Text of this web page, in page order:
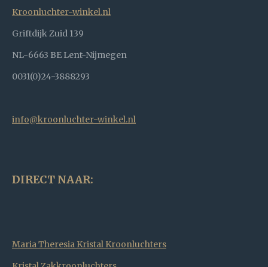
Kroonluchter-winkel.nl
Griftdijk Zuid 139
NL-6663 BE Lent-Nijmegen
0031(0)24-3888293
info@kroonluchter-winkel.nl
DIRECT NAAR:
Maria Theresia Kristal Kroonluchters